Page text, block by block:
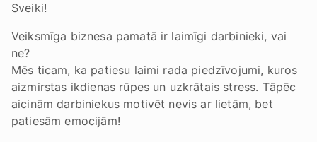
Sveiki!
Veiksmīga biznesa pamatā ir laimīgi darbinieki, vai
ne?
Mēs ticam, ka patiesu laimi rada piedzīvojumi, kuros
aizmirstas ikdienas rūpes un uzkrātais stress. Tāpēc
aicinām darbiniekus motivēt nevis ar lietām, bet
patiesām emocijām!